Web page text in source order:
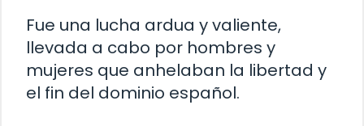
Fue una lucha ardua y valiente,
llevada a cabo por hombres y
mujeres que anhelaban la libertad y
el fin del dominio español.